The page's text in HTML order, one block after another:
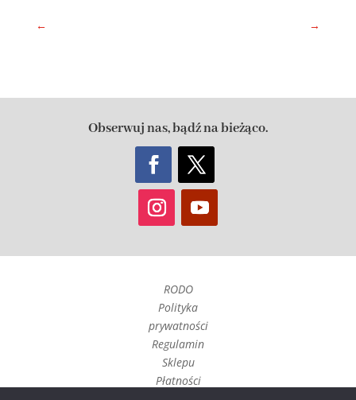
← →
Obserwuj nas, bądź na bieżąco.
RODO
Polityka
prywatności
Regulamin
Sklepu
Płatności